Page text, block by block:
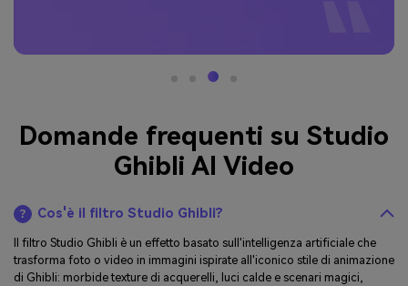
Domande frequenti su Studio
Ghibli AI Video
Cos'è il filtro Studio Ghibli?
Il filtro Studio Ghibli è un effetto basato sull'intelligenza artificiale che
trasforma foto o video in immagini ispirate all'iconico stile di animazione
di Ghibli: morbide texture di acquerelli, luci calde e scenari magici,